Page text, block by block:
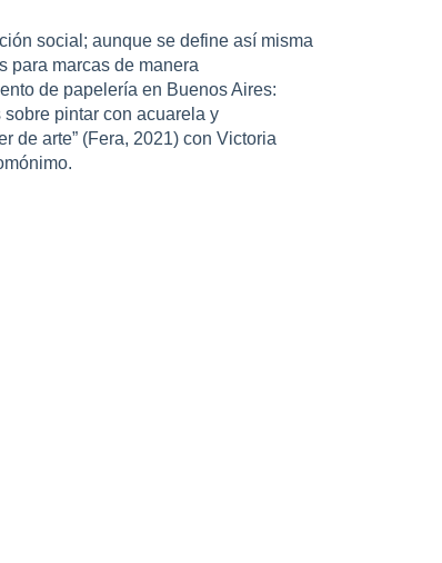
social; aunque se define así misma
para marcas de manera
de papelería en Buenos Aires:
pintar con acuarela y
de arte” (Fera, 2021) con Victoria